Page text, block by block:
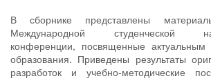
В сборнике представлены
Международной студенческой
конференции, посвященные
образования. Приведены результаты
разработок и учебно-методические